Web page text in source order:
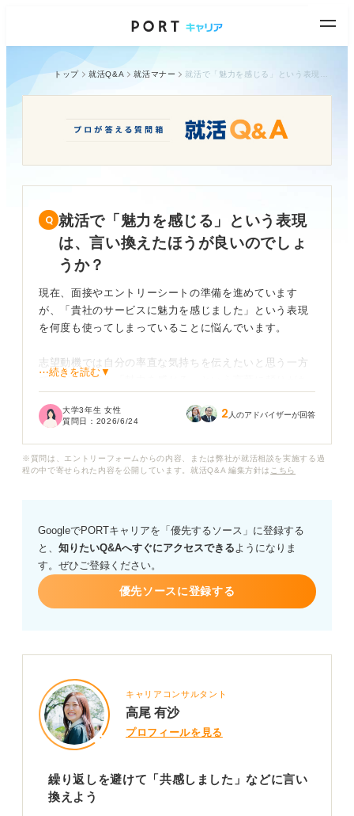
トップ 就活Q&A 就活マナー
就活で「魅力を感じる」という表現
は、言い換えたほうが良いのでしょ
うか？
現在、面接やエントリーシートの準備を進めています
が、「貴社のサービスに魅力を感じました」という表現
を何度も使ってしまっていることに悩んでいます。
志望動機では自分の率直な気持ちを伝えたいと思う一方
で、どうしても「魅力を感じる」という言葉に頼りがち
えたり、ほかの就活生と似た印象になってしまったりす
自分なりに「良い」と思ったポイントはあるのですが、
ないかと焦ってしまいます。
「魅力を感じる」という言葉を使いたい場面では、どの
ように言い換えると、より具体的で説得力のある表現に
なるのでしょうか。自分の思いを自然に、かつ印象に残
⋯続きを読む▼
大学3年生 女性
質問日： 2026/6/24 2 人のアドバイザーが回答
※質問は、エントリーフォームからの内容、または弊社が就活相談を実施する過
程の中で寄せられた内容を公開しています。就活Q&A 編集方針は こちら
GoogleでPORTキャリアを「優先するソース」に登録する
と、 知りたいQ&Aへすぐにアクセスできるようになりま
す。ぜひご登録ください。
優先ソースに登録する
キャリアコンサルタント
高尾 有沙
プロフィールを見る
繰り返しを避けて「共感しました」などに言い
換えよう